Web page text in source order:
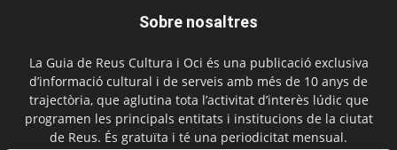
Sobre nosaltres
La Guia de Reus Cultura i Oci és una publicació exclusiva
d’informació cultural i de serveis amb més de 10 anys de
trajectòria, que aglutina tota l’activitat d’interès lúdic que
programen les principals entitats i institucions de la ciutat
de Reus. És gratuïta i té una periodicitat mensual.